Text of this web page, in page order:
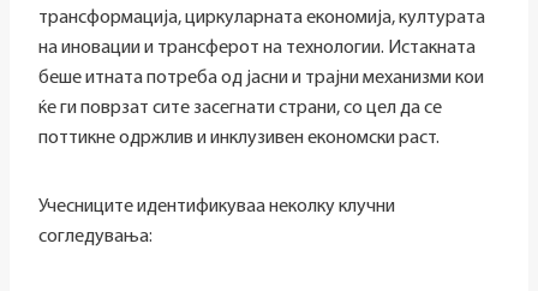
трансформација, циркуларната економија, културата
на иновации и трансферот на технологии. Истакната
беше итната потреба од јасни и трајни механизми кои
ќе ги поврзат сите засегнати страни, со цел да се
поттикне одржлив и инклузивен економски раст.
Учесниците идентификуваа неколку клучни
согледувања: